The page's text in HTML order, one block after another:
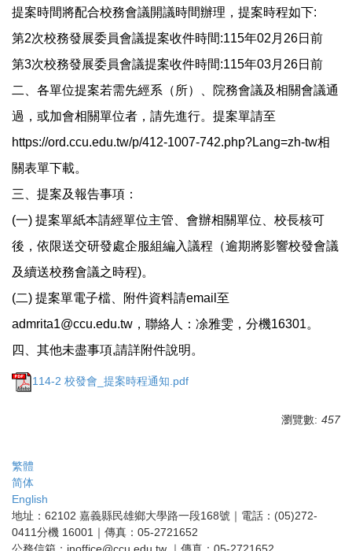
提案時間將配合校務會議開議時間辦理，提案時程如下:
第2次校務發展委員會議提案收件時間:115年02月26日前
第3次校務發展委員會議提案收件時間:115年03月26日前
二、各單位提案若需先經系（所）、院務會議及相關會議通
過，或加會相關單位者，請先進行。提案單請至
https://ord.ccu.edu.tw/p/412-1007-742.php?Lang=zh-tw相
關表單下載。
三、提案及報告事項：
(一) 提案單紙本請經單位主管、會辦相關單位、校長核可
後，依限送交研發處企服組編入議程（逾期將影響校發會議
及續送校務會議之時程)。
(二) 提案單電子檔、附件資料請email至
admrita1@ccu.edu.tw，聯絡人：凃雅雯，分機16301。
四、其他未盡事項,請詳附件說明。
114-2 校發會_提案時程通知.pdf
瀏覽數: 457
繁體
简体
English
地址：62102 嘉義縣民雄鄉大學路一段168號｜電話：(05)272-
0411分機 16001｜傳真：05-2721652